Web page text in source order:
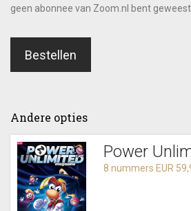
geen abonnee van Zoom.nl bent geweest.
Bestellen
Andere opties
Power
8 nummers EUR